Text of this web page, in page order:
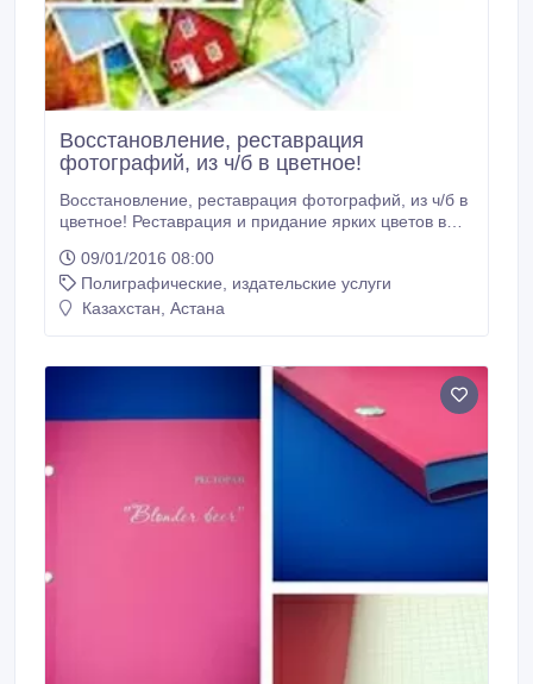
Восстановление, реставрация
фотографий, из ч/б в цветное!
Восстановление, реставрация фотографий, из ч/б в
цветное! Реставрация и придание ярких цветов в
фона, ретушь от 500 тг/фото* Воспоминания очень
дороги для нас, а цветные воспоминания
бесценны!.
09/01/2016 08:00
Полиграфические, издательские услуги
Казахстан, Астана